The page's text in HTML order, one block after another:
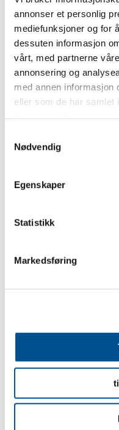
annonser et personlig
mediefunksjoner og for
dessuten informasjon
vårt, med partnerne
annonsering og
med annen informasjon
eller som de har samlet
Nødvendig
Egenskaper
Statistikk
Markedsføring